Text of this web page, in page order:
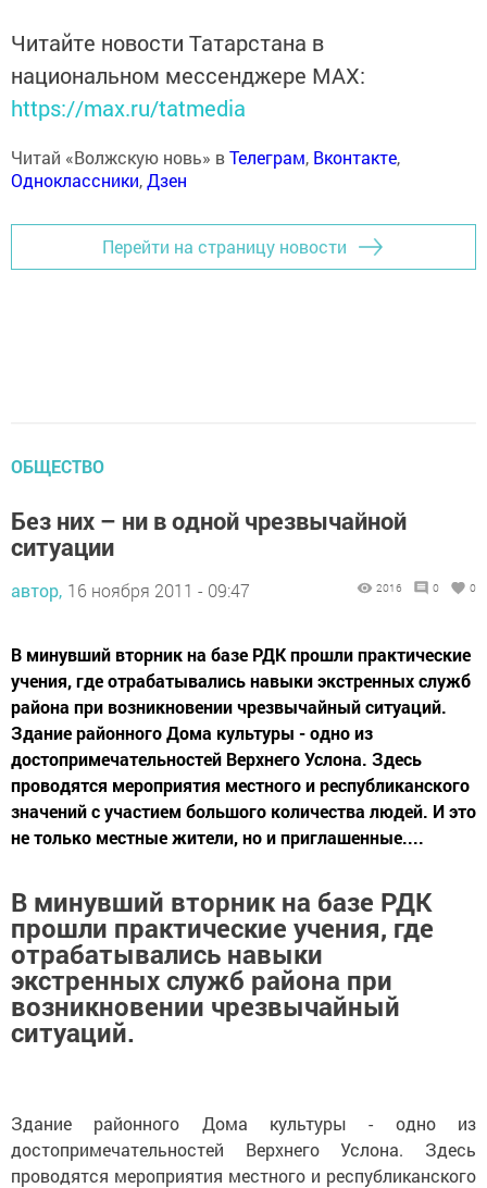
Читайте новости Татарстана в
национальном мессенджере MАХ:
https://max.ru/tatmedia
Читай «Волжскую новь» вТелеграм, Вконтакте,
Одноклассники,Дзен
Перейти на страницу новости
ОБЩЕСТВО
Без них – ни в одной чрезвычайной
ситуации
автор, 16 ноября 2011 - 09:47 2016 0 0
В минувший вторник на базе РДК прошли практические
учения, где отрабатывались навыки экстренных служб
района при возникновении чрезвычайный ситуаций.
Здание районного Дома культуры - одно из
достопримечательностей Верхнего Услона. Здесь
проводятся мероприятия местного и республиканского
значений с участием большого количества людей. И это
не только местные жители, но и приглашенные....
В минувший вторник на базе РДК
прошли практические учения, где
отрабатывались навыки
экстренных служб района при
возникновении чрезвычайный
ситуаций.
Здание районного Дома культуры - одно из
достопримечательностей Верхнего Услона. Здесь
проводятся мероприятия местного и республиканского